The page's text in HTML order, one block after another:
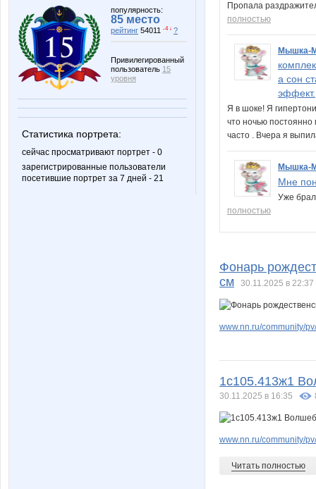
популярность:
85 место
рейтинг 54011 -4 ↓ ?
Привилегированный
пользователь 15
уровня
Статистика портрета:
сейчас просматривают портрет - 0
зарегистрированные пользователи
посетившие портрет за 7 дней - 21
Пропала
полностью
Мышка-
а сон
эффект.
Я в шоке! Я
что ночью постоянно
часто . Вчера я
Мышка-
Мне
Уже
полностью
Фонарь
см
30.11.2025 в 22:37
www.nn.ru/community/
1с105.413ж1
30.11.2025 в 16:35
www.nn.ru/community/
Читать полностью